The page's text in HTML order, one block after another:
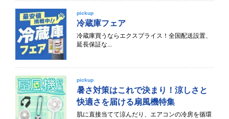
pickup
冷蔵庫フェア
冷蔵庫買うならエクスプライス！全国配送設置、
延長保証な...
pickup
暑さ対策はこれで決まり！涼しさと
快適さを届ける扇風機特集
肌に直接当てて涼んだり、エアコンの冷房を循環